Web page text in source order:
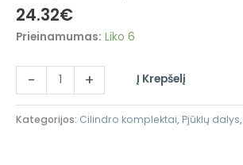
24.32€
Prieinamumas: Liko 6
- + Į Krepšelį
Kategorijos: Cilindro komplektai, Pjūklų dalys,